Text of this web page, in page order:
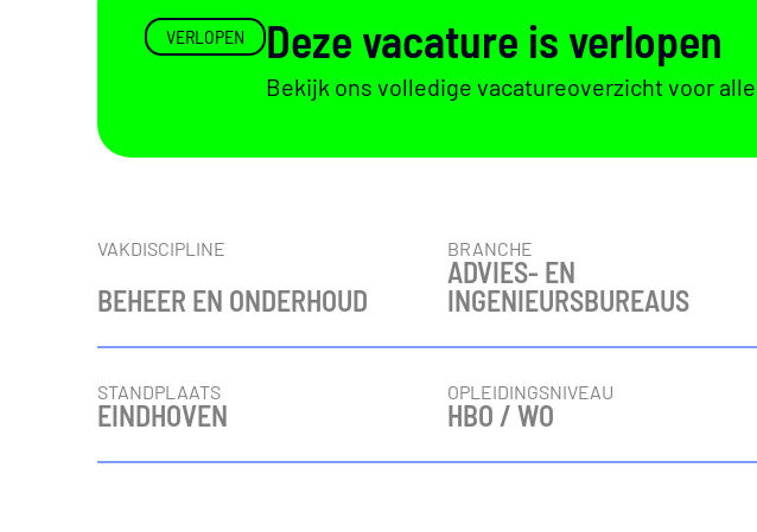
VERLOPEN Deze vacature is verlopen
Bekijk ons volledige vacatureoverzicht voor
Vacaturedetails
VAKDISCIPLINE
BEHEER EN ONDERHOUD
BRANCHE
ADVIES- EN
INGENIEURSBUREAUS
STANDPLAATS
EINDHOVEN
OPLEIDINGSNIVEAU
HBO / WO